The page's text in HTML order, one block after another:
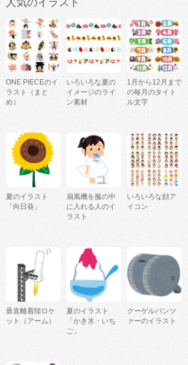
人気のイラスト
ONE PIECEのイ
ラスト（まと
め）
いろいろな夏の
イメージのライ
ン素材
1月から12月まで
の毎月のタイト
ル文字
夏のイラスト
「向日葵」
扇風機を服の中
に入れる人のイ
ラスト
いろいろな顔ア
イコン
垂直離着陸ロケ
ット（アーム）
夏のイラスト
「かき氷・いち
ご」
クーゲルパンツ
ァーのイラスト